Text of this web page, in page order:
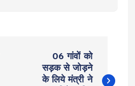
06 गांवों को
सड़क से जोड़ने
के लिये मंत्री ने